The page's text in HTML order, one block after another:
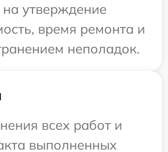
утверждение
время ремонта и
неполадок.
всех работ и
выполненных